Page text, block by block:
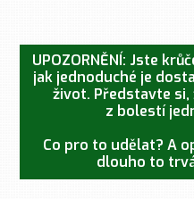
UPOZORNĚNÍ: Jste
jak jednoduché je
život. Představte si,
z bolestí
Co pro to udělat? A
dlouho to